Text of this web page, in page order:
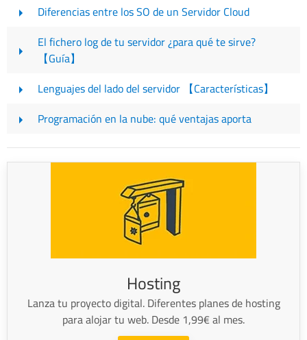
Diferencias entre los SO de un Servidor Cloud
El fichero log de tu servidor ¿para qué te sirve?
【Guía】
Lenguajes del lado del servidor 【Características】
Programación en la nube: qué ventajas aporta
Hosting
Lanza tu proyecto digital. Diferentes planes de hosting
para alojar tu web. Desde 1,99€ al mes.